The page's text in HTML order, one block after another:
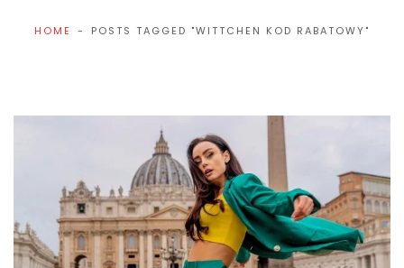
HOME POSTS TAGGED "WITTCHEN KOD RABATOWY"